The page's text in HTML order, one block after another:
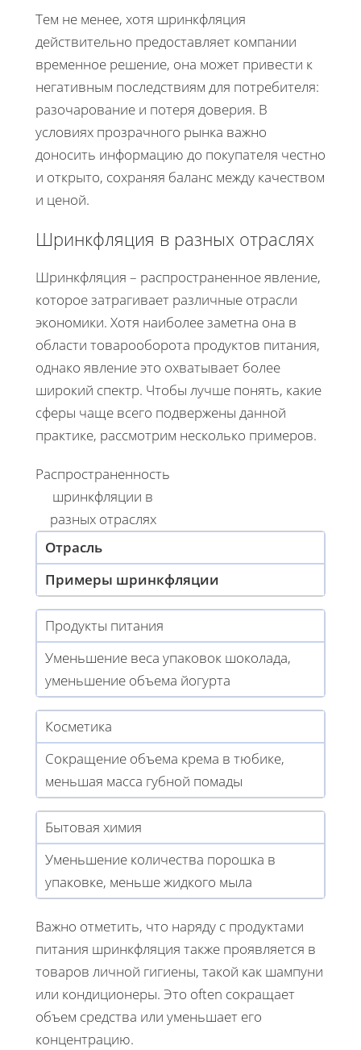
Тем не менее, хотя шринкфляция
действительно предоставляет компании
временное решение, она может привести к
негативным последствиям для потребителя:
разочарование и потеря доверия. В
условиях прозрачного рынка важно
доносить информацию до покупателя честно
и открыто, сохраняя баланс между качеством
и ценой.
Шринкфляция в разных отраслях
Шринкфляция – распространенное явление,
которое затрагивает различные отрасли
экономики. Хотя наиболее заметна она в
области товарооборота продуктов питания,
однако явление это охватывает более
широкий спектр. Чтобы лучше понять, какие
сферы чаще всего подвержены данной
практике, рассмотрим несколько примеров.
Распространенность
шринкфляции в
разных отраслях
Отрасль
Примеры шринкфляции
Продукты питания
Уменьшение веса упаковок шоколада,
уменьшение объема йогурта
Косметика
Сокращение объема крема в тюбике,
меньшая масса губной помады
Бытовая химия
Уменьшение количества порошка в
упаковке, меньше жидкого мыла
Важно отметить, что наряду с продуктами
питания шринкфляция также проявляется в
товаров личной гигиены, такой как шампуни
или кондиционеры. Это often сокращает
объем средства или уменьшает его
концентрацию.